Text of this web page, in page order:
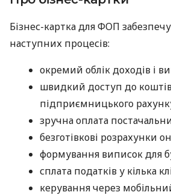
Бізнес-картка для ФОП
наступних процесів:
окремий облік доходів і
швидкий доступ до
підприємницького
зручна оплата
безготівкові розрахунки
формування виписок для
сплата податків у кілька
керування через